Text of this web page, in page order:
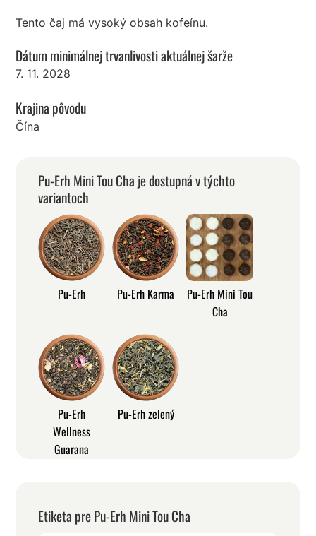
Tento čaj má vysoký obsah kofeínu.
Dátum minimálnej trvanlivosti aktuálnej šarže
7. 11. 2028
Krajina pôvodu
Čína
Pu-Erh Mini Tou Cha je dostupná v týchto
variantoch
Pu-Erh Pu-Erh Karma
Pu-Erh Mini Tou
Cha
Pu-Erh
Wellness
Guarana
Pu-Erh zelený
Etiketa pre Pu-Erh Mini Tou Cha